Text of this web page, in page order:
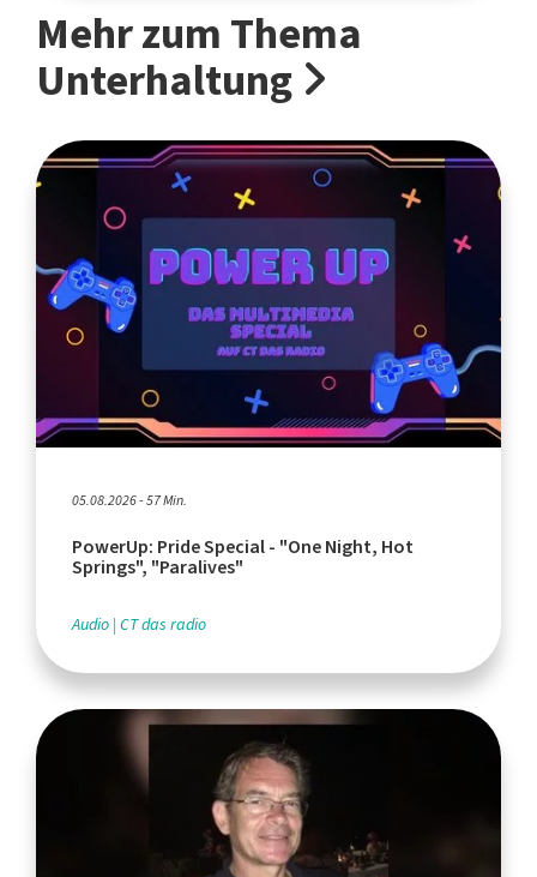
Mehr zum Thema
Unterhaltung
05.08.2026 - 57 Min.
PowerUp: Pride Special - "One Night, Hot
Springs", "Paralives"
Audio CT das radio